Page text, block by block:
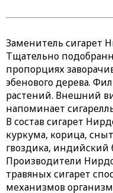
Заменитель сигарет
Тщательно
пропорциях
эбенового дерева.
растений. Внешний
напоминает
В состав сигарет
куркума, корица,
гвоздика, индийский
Производители
травяных сигарет
механизмов